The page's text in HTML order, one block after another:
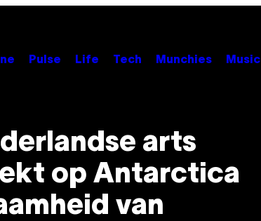
Pulse Life Tech Munchies Music
arts
op Antarctica
van